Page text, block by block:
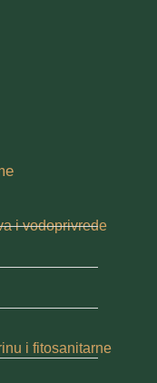
i vodoprivrede
i fitosanitarne